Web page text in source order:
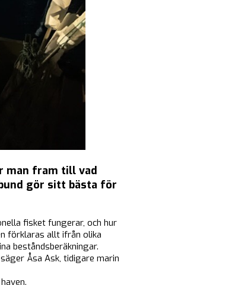
man fram till vad
gör sitt bästa för
fisket fungerar, och hur
förklaras allt ifrån olika
beståndsberäkningar.
Åsa Ask, tidigare marin